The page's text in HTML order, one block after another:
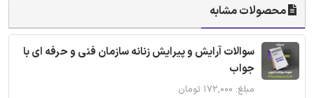
محصولات مشابه
سوالات آرایش و پیرایش زنانه سازمان فنی و حرفه ای با
جواب
مبلغ: ۱۷۲,۰۰۰ تومان